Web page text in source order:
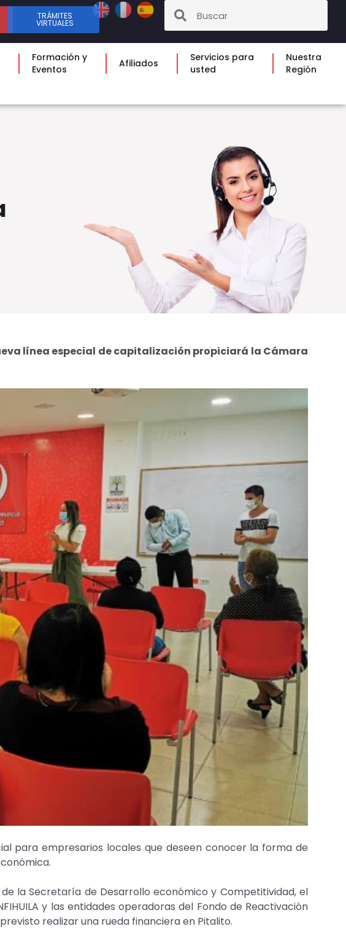
TRÁMITES
VIRTUALES
Formación y
Eventos
Afiliados
Servicios para
usted
Nuestra
Región
línea especial de capitalización propiciará la Cámara
para empresarios locales que deseen conocer la forma de
la Secretaría de Desarrollo económico y Competitividad, el
y las entidades operadoras del Fondo de Reactivación
previsto realizar una rueda financiera en Pitalito.